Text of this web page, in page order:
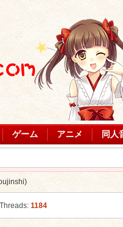
ゲーム アニメ 同人
Threads: 1184